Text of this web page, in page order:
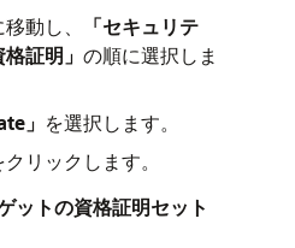
動し、
「セキュリテ
証明」 の順に選択しま
」 を選択します。
クリックします。
ットの資格証明セット